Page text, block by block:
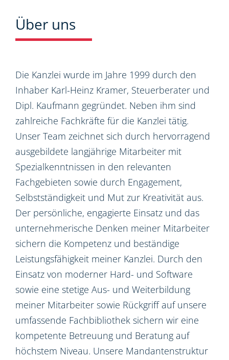
Über uns
Die Kanzlei wurde im Jahre 1999 durch den
Inhaber Karl-Heinz Kramer, Steuerberater und
Dipl. Kaufmann gegründet. Neben ihm sind
zahlreiche Fachkräfte für die Kanzlei tätig.
Unser Team zeichnet sich durch hervorragend
ausgebildete langjährige Mitarbeiter mit
Spezialkenntnissen in den relevanten
Fachgebieten sowie durch Engagement,
Selbstständigkeit und Mut zur Kreativität aus.
Der persönliche, engagierte Einsatz und das
unternehmerische Denken meiner Mitarbeiter
sichern die Kompetenz und beständige
Leistungsfähigkeit meiner Kanzlei. Durch den
Einsatz von moderner Hard- und Software
sowie eine stetige Aus- und Weiterbildung
meiner Mitarbeiter sowie Rückgriff auf unsere
umfassende Fachbibliothek sichern wir eine
kompetente Betreuung und Beratung auf
höchstem Niveau. Unsere Mandantenstruktur